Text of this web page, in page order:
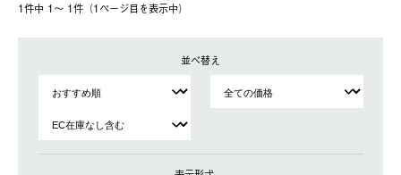
1件中 1〜 1件（1ページ⽬を表⽰中）
並べ替え